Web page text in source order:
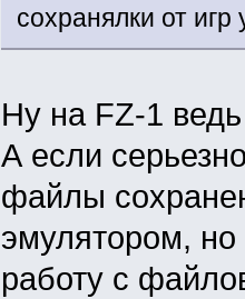
сохранялки от игр
Ну на FZ-1
А если
файлы
эмулятором, но
работу с